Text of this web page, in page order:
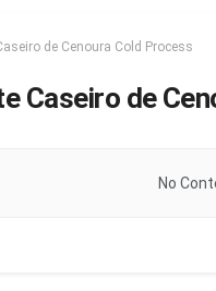
de Cenoura Cold Process
Caseiro de
No